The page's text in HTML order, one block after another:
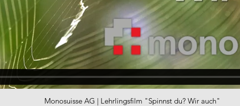
Monosuisse AG | Lehrlingsfilm "Spinnst du? Wir auch"